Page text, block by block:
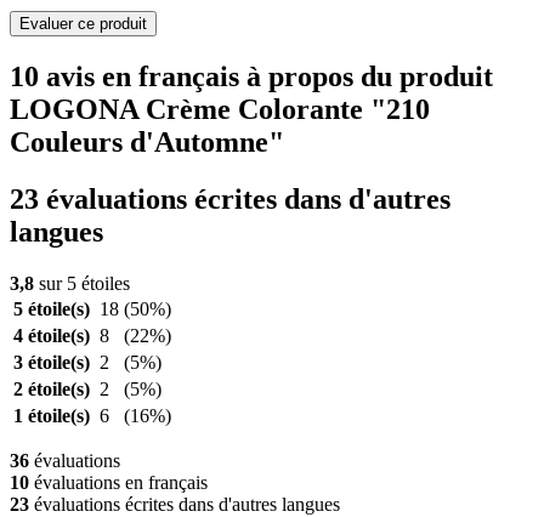
Evaluer ce produit
10 avis en français à propos du produit
LOGONA Crème Colorante "210
Couleurs d'Automne"
23 évaluations écrites dans d'autres
langues
3,8 sur 5 étoiles
5 étoile(s) 18 (50%)
4 étoile(s) 8
(22%)
3 étoile(s) 2
(5%)
2 étoile(s) 2
(5%)
1 étoile(s) 6 (16%)
36 évaluations
10 évaluations en français
23 évaluations écrites dans d'autres langues